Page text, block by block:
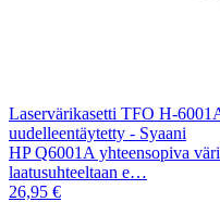
Laservärikasetti TFO H-
uudelleentäytetty - Syaani
HP Q6001A yhteensopiva
laatusuhteeltaan e…
26,95 €